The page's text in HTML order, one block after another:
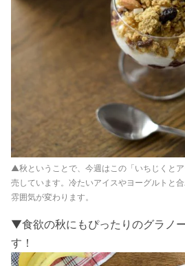
▲秋ということで、今週はこの「いちじくと
売しています。冷たいアイスやヨーグルトと
雰囲気が変わります。
▼食欲の秋にもぴったりのグラノ
す！